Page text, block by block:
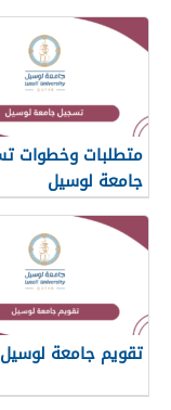
متطلبات وخطوات
جامعة لوسيل
تقويم جامعة لوسيل 2026